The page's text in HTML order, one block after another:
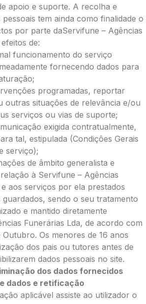
(€85)
(€115)
*
*
a constar no cartão
adicionais
apoio e suporte. A recolha e
tem ainda como finalidade o
por parte daServifune – Agências
de:
funcionamento do serviço
fornecendo dados para
programadas, reportar
outras situações de relevância e/ou
serviços ou vias de suporte;
exigida contratualmente,
tal, estipulada (Condições Gerais
serviço);
de âmbito generalista e
à Servifune – Agências
aos serviços por ela prestados
sendo o seu tratamento
e mantido diretamente
Funerárias Lda, de acordo com
Os menores de 16 anos
dos pais ou tutores antes de
dados pessoais no site.
dos dados fornecidos
dados e retificação
aplicável assiste ao utilizador o